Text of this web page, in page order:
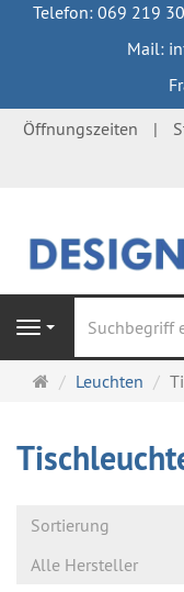
Telefon: 069 219
Mail:
Öffnungszeiten
Navigation
Startseite
Leuchten
Sortierung
Alle Hersteller